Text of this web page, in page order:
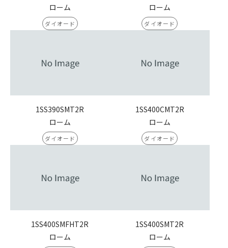
ローム
ダイオード
ローム
ダイオード
1SS390SMT2R
ローム
ダイオード
1SS400CMT2R
ローム
ダイオード
1SS400SMFHT2R
ローム
1SS400SMT2R
ローム